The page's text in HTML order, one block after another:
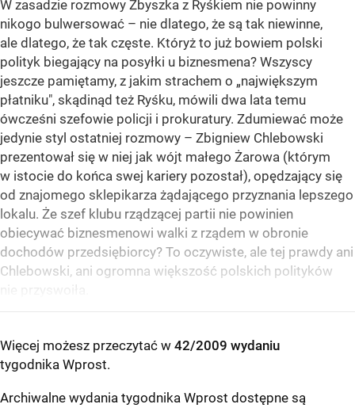
W zasadzie rozmowy Zbyszka z Ryśkiem nie powinny
nikogo bulwersować – nie dlatego, że są tak niewinne,
ale dlatego, że tak częste. Któryż to już bowiem polski
polityk biegający na posyłki u biznesmena? Wszyscy
jeszcze pamiętamy, z jakim strachem o „największym
płatniku", skądinąd też Ryśku, mówili dwa lata temu
ówcześni szefowie policji i prokuratury. Zdumiewać może
jedynie styl ostatniej rozmowy – Zbigniew Chlebowski
prezentował się w niej jak wójt małego Żarowa (którym
w istocie do końca swej kariery pozostał), opędzający się
od znajomego sklepikarza żądającego przyznania lepszego
lokalu. Że szef klubu rządzącej partii nie powinien
obiecywać biznesmenowi walki z rządem w obronie
dochodów przedsiębiorcy? To oczywiste, ale tej prawdy ani
Chlebowski, ani ogromna większość polskich polityków
Więcej możesz przeczytać w 42/2009 wydaniu
tygodnika Wprost.
Archiwalne wydania tygodnika Wprost dostępne są